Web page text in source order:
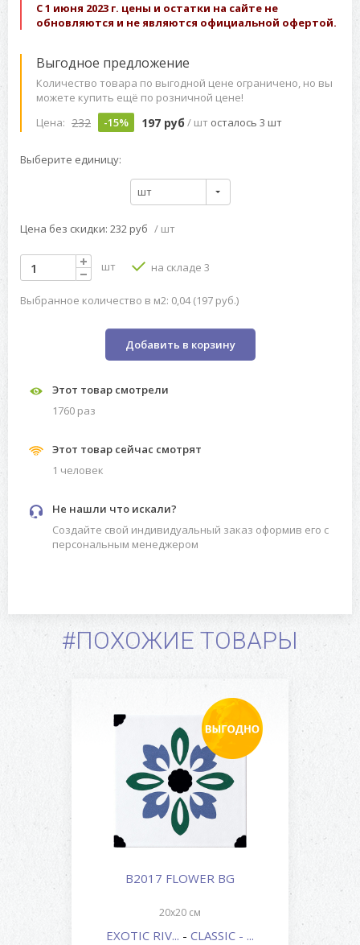
С 1 июня 2023 г. цены и остатки на сайте не
обновляются и не являются официальной офертой.
Выгодное предложение
Количество товара по выгодной цене ограничено, но вы
можете купить ещё по розничной цене!
Цена: 232 -15% 197 руб / шт осталось 3 шт
Выберите единицу:
шт
Цена без скидки: 232 руб / шт
шт на складе 3
Выбранное количество в м2: 0,04 (197 руб.)
Добавить в корзину
Этот товар смотрели
1760 раз
Этот товар сейчас смотрят
1 человек
Не нашли что искали?
Создайте свой индивидуальный заказ оформив его с
персональным менеджером
#ПОХОЖИЕ ТОВАРЫ
B2017 FLOWER BG
20x20 см
EXOTIC RIV... - CLASSIC - ...